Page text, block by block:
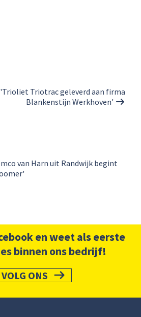
Triotrac geleverd aan firma
Blankenstijn Werkhoven'
van Harn uit Randwijk begint
en weet als eerste
binnen ons bedrijf!
VOLG ONS